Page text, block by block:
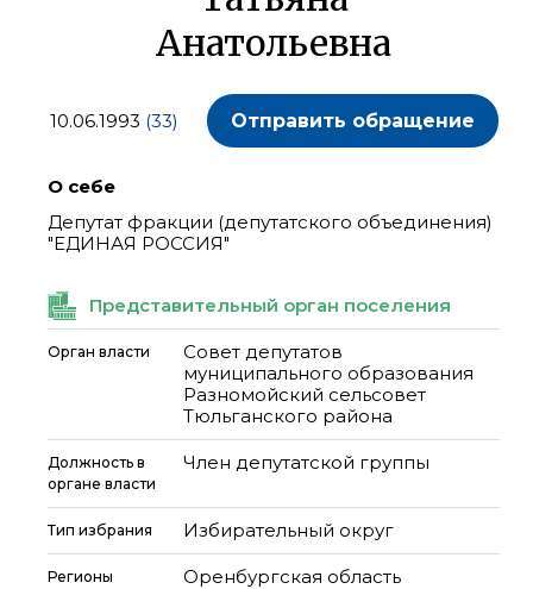
Анатольевна
10.06.1993 (33) Отправить обращение
О себе
Депутат фракции (депутатского объединения)
"ЕДИНАЯ РОССИЯ"
Представительный орган поселения
Орган власти
Совет депутатов
муниципального образования
Разномойский сельсовет
Тюльганского района
Должность в
органе власти
Член депутатской группы
Тип избрания Избирательный округ
Регионы Оренбургская область